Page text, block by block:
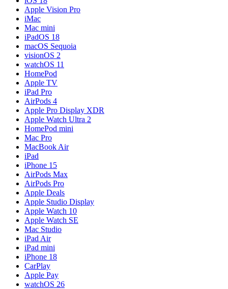
Apple Vision Pro
iMac
Mac mini
iPadOS 18
macOS Sequoia
visionOS 2
watchOS 11
HomePod
Apple TV
iPad Pro
AirPods 4
Apple Pro Display XDR
Apple Watch Ultra 2
HomePod mini
Mac Pro
MacBook Air
iPad
iPhone 15
AirPods Max
AirPods Pro
Apple Deals
Apple Studio Display
Apple Watch 10
Apple Watch SE
Mac Studio
iPad Air
iPad mini
iPhone 18
CarPlay
Apple Pay
watchOS 26